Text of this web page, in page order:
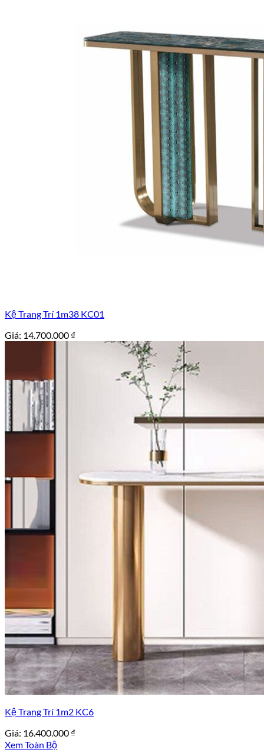
Kệ Trang Trí 1m38 KC01
Giá: 14.700.000 ₫
Kệ Trang Trí 1m2 KC6
Giá: 16.400.000 ₫
Xem Toàn Bộ